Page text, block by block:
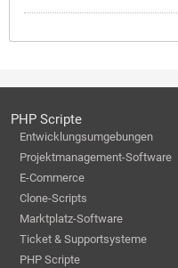
PHP Scripte
Entwicklungsumgebungen
Projektmanagement-Software
E-Commerce
Clone-Scripts
Marktplatz-Software
Ticket & Supportsysteme
PHP Scripte